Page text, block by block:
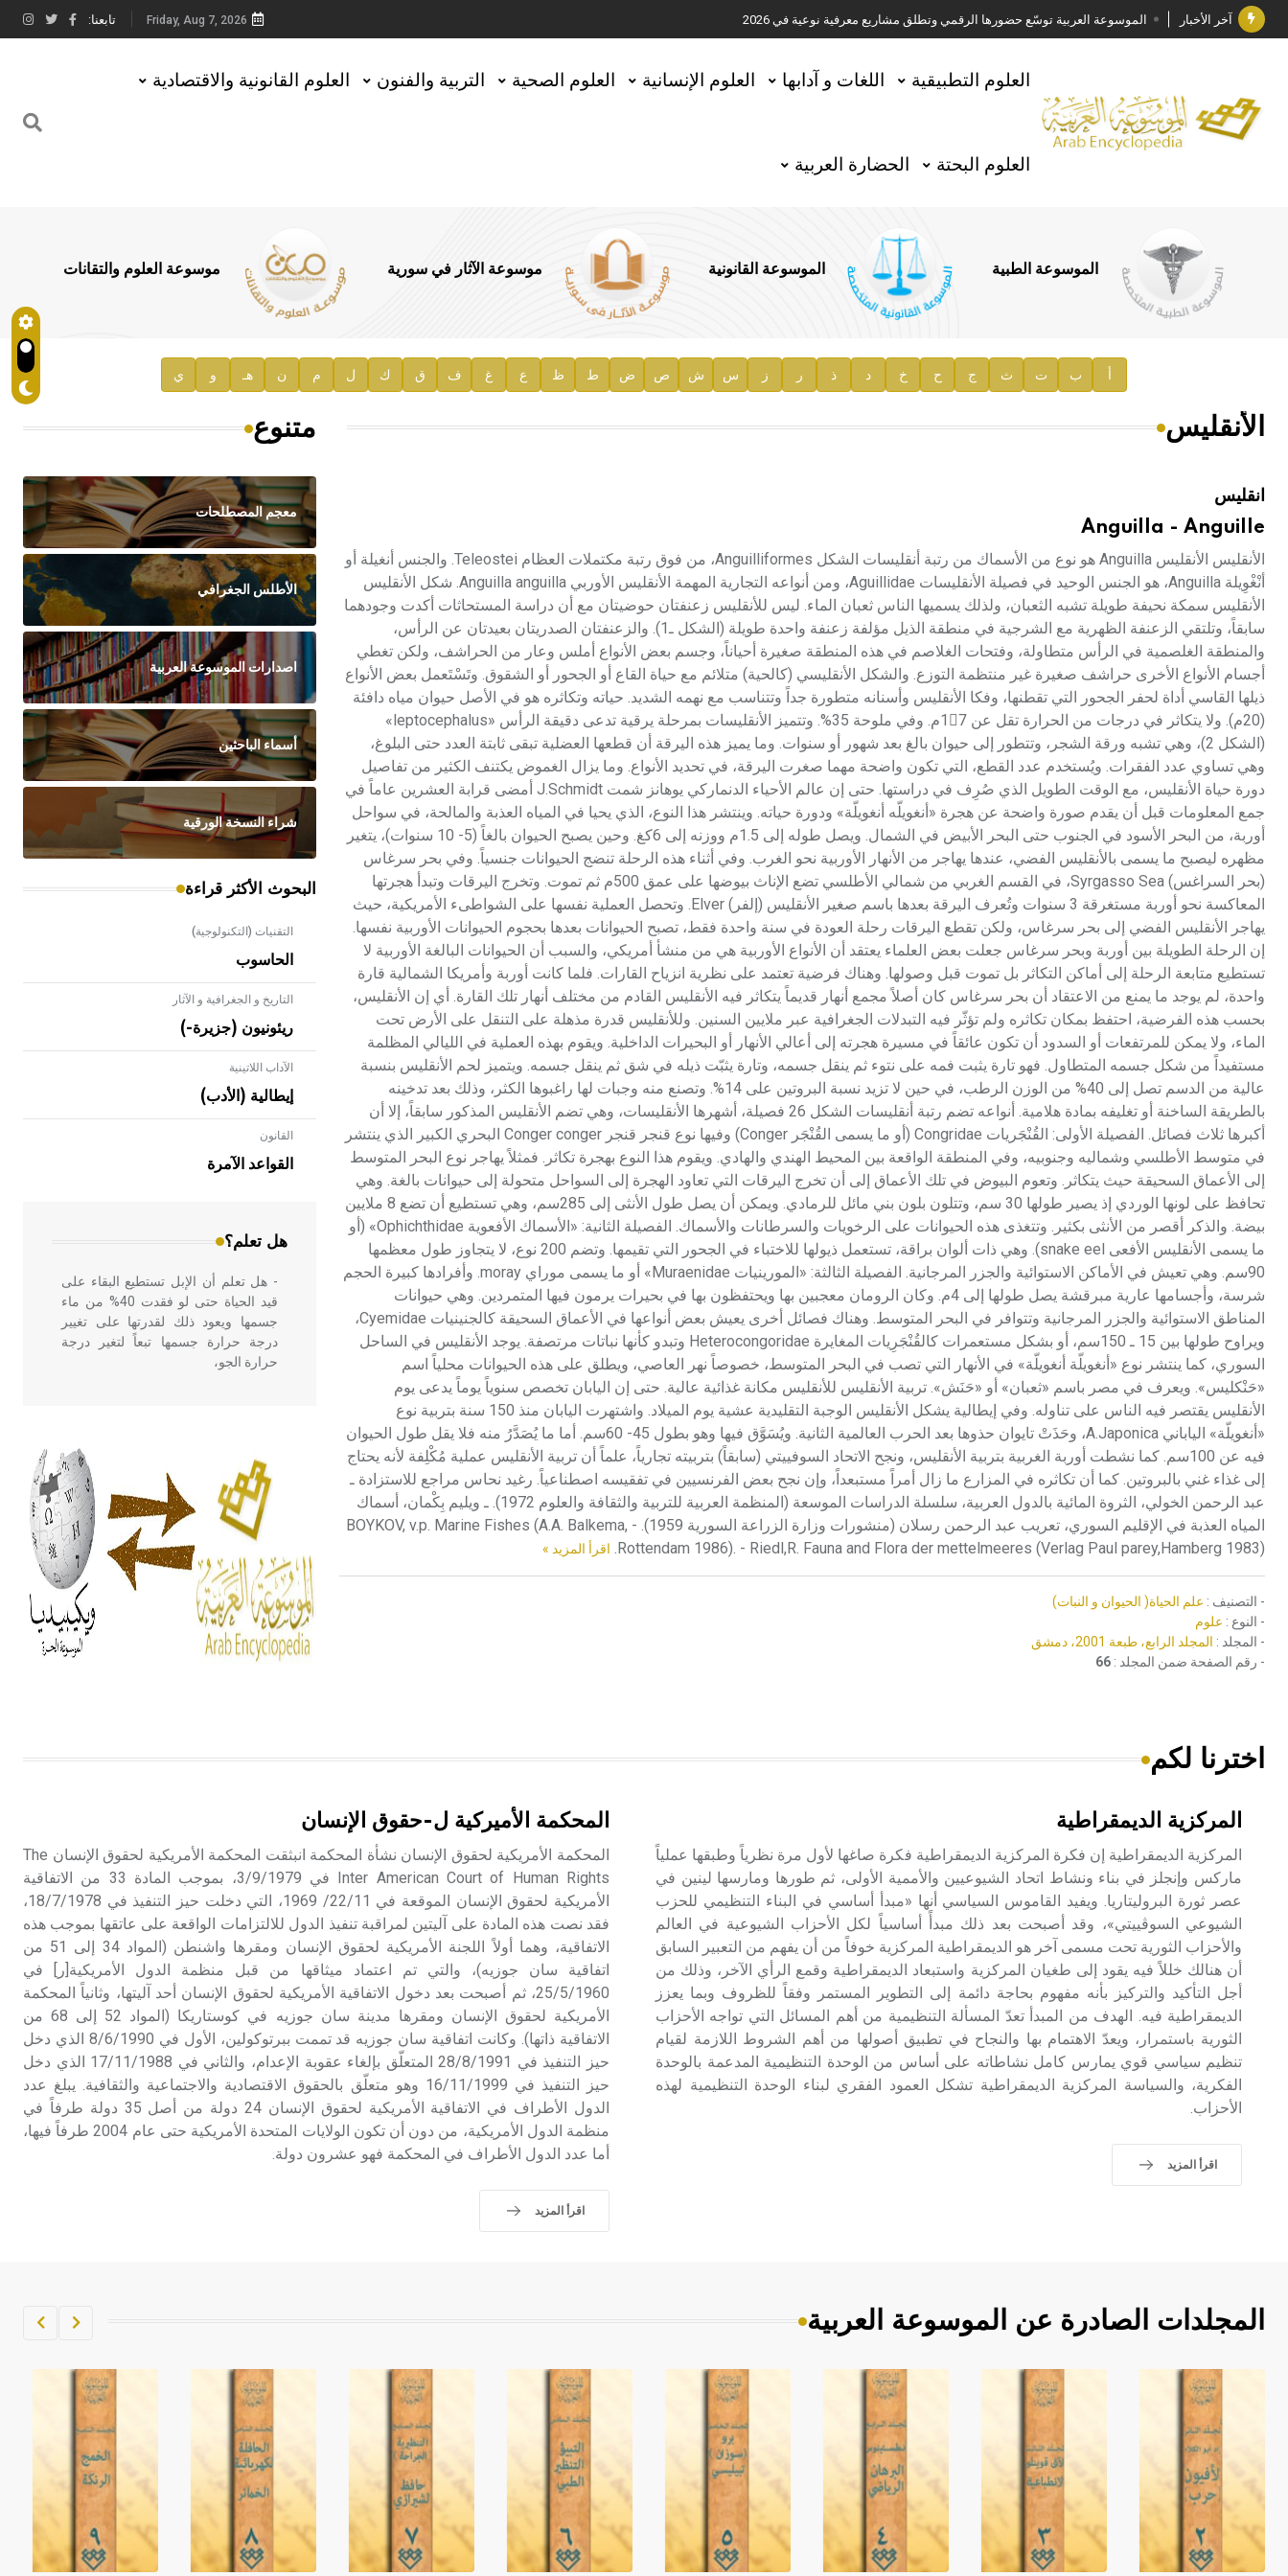
آخر الأخبار الموسوعة العربية توسّع حضورها الرقمي وتطلق مشاريع معرفية نوعية في 2026
جائزة مجمع الملك سلمان العالمي للغة العربية 2025
الأستاذ إياد خالد الطباع مدير عام لهيئة الموسوعة العربية
السيد محمد ياسين صالح وزيرا للثقافة
توصيات مجلس الإدارة
صدور المجلد السابع من موسوعة الآثار في سورية
إعلان..
Friday, Aug 7, 2026 تابعنا:
العلوم التطبيقية اللغات و آدابها العلوم الإنسانية العلوم الصحية التربية والفنون العلوم القانونية والاقتصادية
العلوم البحتة الحضارة العربية
الموسوعة الطبية الموسوعة القانونية موسوعة الآثار في سورية موسوعة العلوم والتقانات
أ ب ت ث ج ح خ د ذ ر ز س ش ص ض ط ظ ع غ ف ق ك ل م ن هـ و ي
الأنقليس
انقليس
Anguilla - Anguille
الأنقليس الأنقليس Anguilla هو نوع من الأسماك من رتبة أنقليسات الشكل Anguilliformes، من فوق رتبة مكتملات العظام Teleostei. والجنس أنغيلة أو
أنْغْوِيلة Anguilla، هو الجنس الوحيد في فصيلة الأنقليسات Aguillidae، ومن أنواعه التجارية المهمة الأنقليس الأوربي Anguilla anguilla. شكل الأنقليس
الأنقليس سمكة نحيفة طويلة تشبه الثعبان، ولذلك يسميها الناس ثعبان الماء. ليس للأنقليس زعنفتان حوضيتان مع أن دراسة المستحاثات أكدت وجودهما
سابقاً، وتلتقي الزعنفة الظهرية مع الشرجية في منطقة الذيل مؤلفة زعنفة واحدة طويلة (الشكل ـ1). والزعنفتان الصدريتان بعيدتان عن الرأس،
والمنطقة الغلصمية في الرأس متطاولة، وفتحات الغلاصم في هذه المنطقة صغيرة أحياناً، وجسم بعض الأنواع أملس وعار من الحراشف، ولكن تغطي
أجسام الأنواع الأخرى حراشف صغيرة غير منتظمة التوزع. والشكل الأنقليسي (كالحية) متلائم مع حياة القاع أو الجحور أو الشقوق. وتَسْتَعمل بعض الأنواع
ذيلها القاسي أداة لحفر الجحور التي تقطنها، وفكا الأنقليس وأسنانه متطورة جداً وتتناسب مع نهمه الشديد. حياته وتكاثره هو في الأصل حيوان مياه دافئة
(20م). ولا يتكاثر في درجات من الحرارة تقل عن 17ْم. وفي ملوحة 35%. وتتميز الأنقليسات بمرحلة يرقية تدعى دقيقة الرأس «leptocephalus»
(الشكل 2)، وهي تشبه ورقة الشجر، وتتطور إلى حيوان بالغ بعد شهور أو سنوات. وما يميز هذه اليرقة أن قطعها العضلية تبقى ثابتة العدد حتى البلوغ،
وهي تساوي عدد الفقرات. ويُستخدم عدد القطع، التي تكون واضحة مهما صغرت اليرقة، في تحديد الأنواع. وما يزال الغموض يكتنف الكثير من تفاصيل
دورة حياة الأنقليس، مع الوقت الطويل الذي صُرِف في دراستها. حتى إن عالم الأحياء الدنماركي يوهانز شمت J.Schmidt أمضى قرابة العشرين عاماً في
جمع المعلومات قبل أن يقدم صورة واضحة عن هجرة «أنغويلّه أنغويلّة» ودورة حياته. وينتشر هذا النوع، الذي يحيا في المياه العذبة والمالحة، في سواحل
أوربة، من البحر الأسود في الجنوب حتى البحر الأبيض في الشمال. ويصل طوله إلى 1.5م ووزنه إلى 6كغ. وحين يصبح الحيوان بالغاً (5- 10 سنوات)، يتغير
مظهره ليصبح ما يسمى بالأنقليس الفضي، عندها يهاجر من الأنهار الأوربية نحو الغرب. وفي أثناء هذه الرحلة تنضج الحيوانات جنسياً. وفي بحر سرغاس
(بحر السراغس) Syrgasso Sea، في القسم الغربي من شمالي الأطلسي تضع الإناث بيوضها على عمق 500م ثم تموت. وتخرج اليرقات وتبدأ هجرتها
المعاكسة نحو أوربة مستغرقة 3 سنوات وتُعرف اليرقة بعدها باسم صغير الأنقليس (إلفر) Elver. وتحصل العملية نفسها على الشواطىء الأمريكية، حيث
يهاجر الأنقليس الفضي إلى بحر سرغاس، ولكن تقطع اليرقات رحلة العودة في سنة واحدة فقط، تصبح الحيوانات بعدها بحجوم الحيوانات الأوربية نفسها.
إن الرحلة الطويلة بين أوربة وبحر سرغاس جعلت بعض العلماء يعتقد أن الأنواع الأوربية هي من منشأ أمريكي، والسبب أن الحيوانات البالغة الأوربية لا
تستطيع متابعة الرحلة إلى أماكن التكاثر بل تموت قبل وصولها. وهناك فرضية تعتمد على نظرية انزياح القارات. فلما كانت أوربة وأمريكا الشمالية قارة
واحدة، لم يوجد ما يمنع من الاعتقاد أن بحر سرغاس كان أصلاً مجمع أنهار قديماً يتكاثر فيه الأنقليس القادم من مختلف أنهار تلك القارة. أي إن الأنقليس،
بحسب هذه الفرضية، احتفظ بمكان تكاثره ولم تؤثّر فيه التبدلات الجغرافية عبر ملايين السنين. وللأنقليس قدرة مذهلة على التنقل على الأرض تحت
الماء، ولا يمكن للمرتفعات أو السدود أن تكون عائقاً في مسيرة هجرته إلى أعالي الأنهار أو البحيرات الداخلية. ويقوم بهذه العملية في الليالي المظلمة
مستفيداً من شكل جسمه المتطاول. فهو تارة يثبت فمه على نتوء ثم ينقل جسمه، وتارة يثبّت ذيله في شق ثم ينقل جسمه. ويتميز لحم الأنقليس بنسبة
عالية من الدسم تصل إلى 40% من الوزن الرطب، في حين لا تزيد نسبة البروتين على 14%. وتصنع منه وجبات لها راغبوها الكثر، وذلك بعد تدخينه
بالطريقة الساخنة أو تغليفه بمادة هلامية. أنواعه تضم رتبة أنقليسات الشكل 26 فصيلة، أشهرها الأنقليسات، وهي تضم الأنقليس المذكور سابقاً، إلا أن
أكبرها ثلاث فصائل. الفصيلة الأولى: القُنْجَريات Congridae (أو ما يسمى القُنْجَر Conger) وفيها نوع قنجر قنجر Conger conger البحري الكبير الذي ينتشر
في متوسط الأطلسي وشماليه وجنوبيه، وفي المنطقة الواقعة بين المحيط الهندي والهادي. ويقوم هذا النوع بهجرة تكاثر. فمثلاً يهاجر نوع البحر المتوسط
إلى الأعماق السحيقة حيث يتكاثر. وتعوم البيوض في تلك الأعماق إلى أن تخرج اليرقات التي تعاود الهجرة إلى السواحل متحولة إلى حيوانات بالغة. وهي
تحافظ على لونها الوردي إذ يصير طولها 30 سم، وتتلون بلون بني مائل للرمادي. ويمكن أن يصل طول الأنثى إلى 285سم، وهي تستطيع أن تضع 8 ملايين
بيضة. والذكر أقصر من الأنثى بكثير. وتتغذى هذه الحيوانات على الرخويات والسرطانات والأسماك. الفصيلة الثانية: «الأسماك الأفعوية Ophichthidae» (أو
ما يسمى الأنقليس الأفعى snake eel). وهي ذات ألوان براقة، تستعمل ذيولها للاختباء في الجحور التي تقيمها. وتضم 200 نوع، لا يتجاوز طول معظمها
90سم. وهي تعيش في الأماكن الاستوائية والجزر المرجانية. الفصيلة الثالثة: «المورينيات Muraenidae» أو ما يسمى موراي moray. وأفرادها كبيرة الحجم
شرسة، وأجسامها عارية مبرقشة يصل طولها إلى 4م. وكان الرومان معجبين بها ويحتفظون بها في بحيرات يرمون فيها المتمردين. وهي حيوانات
المناطق الاستوائية والجزر المرجانية وتتوافر في البحر المتوسط. وهناك فصائل أخرى يعيش بعض أنواعها في الأعماق السحيقة كالجنينيات Cyemidae،
ويراوح طولها بين 15 ـ 150سم، أو بشكل مستعمرات كالقُنْجَرِيات المغايرة Heterocongoridae وتبدو كأنها نباتات مرتصفة. يوجد الأنقليس في الساحل
السوري، كما ينتشر نوع «أنغويلّة أنغويلّة» في الأنهار التي تصب في البحر المتوسط، خصوصاً نهر العاصي، ويطلق على هذه الحيوانات محلياً اسم
«حَنْكليس». ويعرف في مصر باسم «ثعبان» أو «حَنَش». تربية الأنقليس للأنقليس مكانة غذائية عالية. حتى إن اليابان تخصص سنوياً يوماً يدعى يوم
الأنقليس يقتصر فيه الناس على تناوله. وفي إيطالية يشكل الأنقليس الوجبة التقليدية عشية يوم الميلاد. واشتهرت اليابان منذ 150 سنة بتربية نوع
«أنغويلّة» الياباني A.Japonica، وحَذَتْ تايوان حذوها بعد الحرب العالمية الثانية. ويُسَوَّق فيها وهو بطول 45- 60سم. أما ما يُصَدَّرُ منه فلا يقل طول الحيوان
فيه عن 100سم. كما نشطت أوربة الغربية بتربية الأنقليس، ونجح الاتحاد السوفييتي (سابقاً) بتربيته تجارياً، علماً أن تربية الأنقليس عملية مُكْلِفة لأنه يحتاج
إلى غذاء غني بالبروتين. كما أن تكاثره في المزارع ما زال أمراً مستبعداً، وإن نجح بعض الفرنسيين في تفقيسه اصطناعياً. رغيد نحاس مراجع للاستزادة ـ
عبد الرحمن الخولي، الثروة المائية بالدول العربية، سلسلة الدراسات الموسعة (المنظمة العربية للتربية والثقافة والعلوم 1972). ـ ويليم بِكْمان، أسماك
المياه العذبة في الإقليم السوري، تعريب عبد الرحمن رسلان (منشورات وزارة الزراعة السورية 1959). - BOYKOV, v.p. Marine Fishes (A.A. Balkema,
Rottendam 1986). - Riedl,R. Fauna and Flora der mettelmeeres (Verlag Paul parey,Hamberg 1983). اقرأ المزيد »
- التصنيف : علم الحياة( الحيوان و النبات)
- النوع : علوم
- المجلد : المجلد الرابع، طبعة 2001، دمشق
- رقم الصفحة ضمن المجلد : 66
متنوع
معجم المصطلحات
الأطلس الجغرافي
اصدارات الموسوعة العربية
أسماء الباحثين
شراء النسخة الورقية
البحوث الأكثر قراءة
التقنيات (التكنولوجية)
الحاسوب
التاريخ و الجغرافية و الآثار
ريئونيون (جزيرة-)
الآداب اللاتينية
إيطالية (الأدب)
القانون
القواعد الآمرة
هل تعلم؟
- هل تعلم أن الأبلق نوع من الفنون
الهندسية التي ارتبطت بالعمارة الإسلامية
في بلاد الشام ومصر خاصة، حيث يحرص
- هل تعلم أن الإبل تستطيع البقاء على
قيد الحياة حتى لو فقدت 40% من ماء
جسمها ويعود ذلك لقدرتها على تغيير
درجة حرارة جسمها تبعاً لتغير درجة
حرارة الجو،
أربعة مؤلفات هي: الحكم، الأدلة، تنظيم
التغذية، ورسالته في جروح الرأس.
ويعود له الفضل بأنه حرر الطب من
الدين والفلسفة.
- هل تعلم أن المرجان إفراز حيواني
يتكون في البحر ويتركب من مادة
كربونات الكلسيوم، وهو أحمر أو شديد
الحمرة وهو أجود أنواعه، ويمتاز بكبر
الحجم ويسمى الش
- هل تعلم أن أبجر Abgar اسم معروف
جيداً يعود إلى عدد من الملوك الذين
حكموا مدينة إديسا (الرها) من أبجر الأول
وحتى التاسع، وهم ينتسبون إلى أسرة
أوسروين
- هل تعلم أن الأبجدية الكنعانية تتألف من
/22/ علامة كتابية sign تكتب منفصلة
غير متصلة، وتعتمد المبدأ الأكوروفوني،
حيث تقتصر القيمة الصوتية للعلامة الك
اخترنا لكم
المركزية الديمقراطية
المركزية الديمقراطية إن فكرة المركزية الديمقراطية فكرة صاغها لأول مرة نظرياً وطبقها عملياً
ماركس وإنجلز في بناء ونشاط اتحاد الشيوعيين والأممية الأولى، ثم طورها ومارسها لينين في
عصر ثورة البروليتاريا. ويفيد القاموس السياسي أنها «مبدأ أساسي في البناء التنظيمي للحزب
الشيوعي السوڤييتي»، وقد أصبحت بعد ذلك مبدأً أساسياً لكل الأحزاب الشيوعية في العالم
والأحزاب الثورية تحت مسمى آخر هو الديمقراطية المركزية خوفاً من أن يفهم من التعبير السابق
أن هنالك خللاً فيه يقود إلى طغيان المركزية واستبعاد الديمقراطية وقمع الرأي الآخر، وذلك من
أجل التأكيد والتركيز بأنه مفهوم بحاجة دائمة إلى التطوير المستمر وفقاً للظروف وبما يعزز
الديمقراطية فيه. الهدف من المبدأ تعدّ المسألة التنظيمية من أهم المسائل التي تواجه الأحزاب
الثورية باستمرار، ويعدّ الاهتمام بها والنجاح في تطبيق أصولها من أهم الشروط اللازمة لقيام
تنظيم سياسي قوي يمارس كامل نشاطاته على أساس من الوحدة التنظيمية المدعمة بالوحدة
الفكرية، والسياسة المركزية الديمقراطية تشكل العمود الفقري لبناء الوحدة التنظيمية لهذه
الأحزاب.
اقرأ المزيد
المحكمة الأميركية ل-حقوق الإنسان
المحكمة الأمريكية لحقوق الإنسان نشأة المحكمة انبثقت المحكمة الأمريكية لحقوق الإنسان The
Inter American Court of Human Rights في 3/9/1979، بموجب المادة 33 من الاتفاقية
الأمريكية لحقوق الإنسان الموقعة في 22/11/ 1969، التي دخلت حيز التنفيذ في 18/7/1978،
فقد نصت هذه المادة على آليتين لمراقبة تنفيذ الدول للالتزامات الواقعة على عاتقها بموجب هذه
الاتفاقية، وهما أولاً اللجنة الأمريكية لحقوق الإنسان ومقرها واشنطن (المواد 34 إلى 51 من
اتفاقية سان جوزيه)، والتي تم اعتماد ميثاقها من قبل منظمة الدول الأمريكية[ر] في
25/5/1960، ثم أصبحت بعد دخول الاتفاقية الأمريكية لحقوق الإنسان أحد آليتها، وثانياً المحكمة
الأمريكية لحقوق الإنسان ومقرها مدينة سان جوزيه في كوستاريكا (المواد 52 إلى 68 من
الاتفاقية ذاتها). وكانت اتفاقية سان جوزيه قد تممت ببرتوكولين، الأول في 8/6/1990 الذي دخل
حيز التنفيذ في 28/8/1991 المتعلّق بإلغاء عقوبة الإعدام، والثاني في 17/11/1988 الذي دخل
حيز التنفيذ في 16/11/1999 وهو متعلّق بالحقوق الاقتصادية والاجتماعية والثقافية. يبلغ عدد
الدول الأطراف في الاتفاقية الأمريكية لحقوق الإنسان 24 دولة من أصل 35 دولة طرفاً في
منظمة الدول الأمريكية، من دون أن تكون الولايات المتحدة الأمريكية حتى عام 2004 طرفاً فيها،
أما عدد الدول الأطراف في المحكمة فهو عشرون دولة.
اقرأ المزيد
المجلدات الصادرة عن الموسوعة العربية